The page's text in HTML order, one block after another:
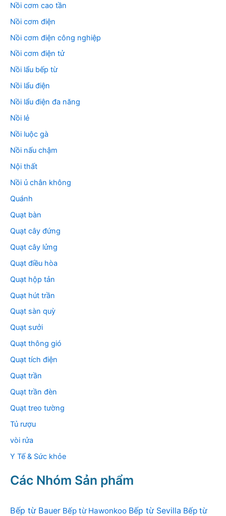
Nồi cơm cao tần
Nồi cơm điện
Nồi cơm điện công nghiệp
Nồi cơm điện tử
Nồi lẩu bếp từ
Nồi lẩu điện
Nồi lẩu điện đa năng
Nồi lẻ
Nồi luộc gà
Nồi nấu chậm
Nội thất
Nồi ủ chân không
Quánh
Quạt bàn
Quạt cây đứng
Quạt cây lửng
Quạt điều hòa
Quạt hộp tản
Quạt hút trần
Quạt sàn quỳ
Quạt sưởi
Quạt thông gió
Quạt tích điện
Quạt trần
Quạt trần đèn
Quạt treo tường
Tủ rượu
vòi rửa
Y Tế & Sức khỏe
Các Nhóm Sản phẩm
Bếp từ Bauer Bếp từ Hawonkoo Bếp từ Sevilla Bếp từ